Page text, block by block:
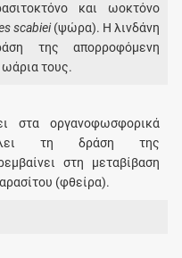
και ωοκτόνο
scabiei(ψώρα). Η λινδάνη
της απορροφόμενη
ωάρια τους.
στα οργανοφωσφορικά
τη δράση της
στη μεταβίβαση
(φθείρα).